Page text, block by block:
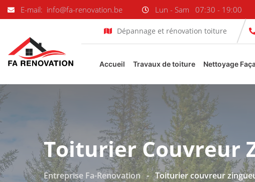
E-mail: info@fa-renovation.be Lun - Sam 07:30 - 19:00
Dépannage et rénovation toiture
Accueil Travaux de toiture Nettoyage
Toiturier Couvreur
Entreprise Fa-Renovation - Toiturier couvreur